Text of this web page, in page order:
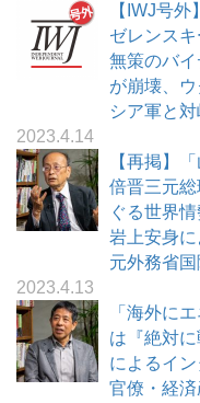
【IWJ号
ゼレンス
無策のバ
が崩壊、
シア軍と
2023.4.14
【再掲】
倍晋三元
ぐる世界
岩上安身
元外務省
2023.4.13
「海外に
は『絶対
によるイ
官僚・経